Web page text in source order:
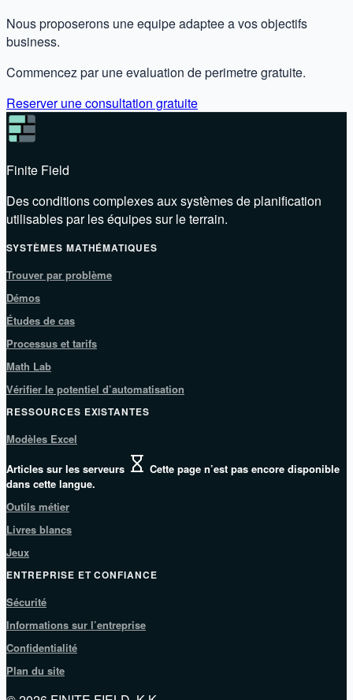
Nous proposerons une equipe adaptee a vos objectifs
business.
Commencez par une evaluation de perimetre gratuite.
Reserver une consultation gratuite
Finite Field
Des conditions complexes aux systèmes de planification
utilisables par les équipes sur le terrain.
SYSTÈMES MATHÉMATIQUES
Trouver par problème
Démos
Études de cas
Processus et tarifs
Math Lab
Vérifier le potentiel d’automatisation
RESSOURCES EXISTANTES
Modèles Excel
Articles sur les serveurs
Cette page n’est pas encore disponible
dans cette langue.
Outils métier
Livres blancs
Jeux
ENTREPRISE ET CONFIANCE
Sécurité
Informations sur l’entreprise
Confidentialité
Plan du site